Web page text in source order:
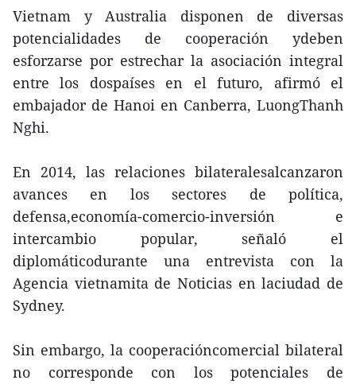
Vietnam y Australia disponen de diversas
potencialidades de cooperación ydeben
esforzarse por estrechar la asociación integral
entre los dospaíses en el futuro, afirmó el
embajador de Hanoi en Canberra, LuongThanh
Nghi.
En 2014, las relaciones bilateralesalcanzaron
avances en los sectores de política,
defensa,economía-comercio-inversión e
intercambio popular, señaló el
diplomáticodurante una entrevista con la
Agencia vietnamita de Noticias en laciudad de
Sydney.
Sin embargo, la cooperacióncomercial bilateral
no corresponde con los potenciales de